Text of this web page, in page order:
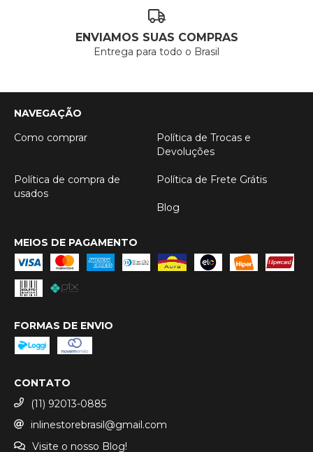
ENVIAMOS SUAS COMPRAS
Entrega para todo o Brasil
NAVEGAÇÃO
Como comprar
Política de Trocas e
Devoluções
Política de compra de
usados
Política de Frete Grátis
Blog
MEIOS DE PAGAMENTO
FORMAS DE ENVIO
CONTATO
(11) 92013-0885
inlinestorebrasil@gmail.com
Visite o nosso Blog!